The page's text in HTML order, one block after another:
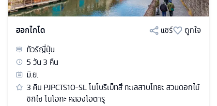
ฮอกไกโด แชร์
ถูกใจ
ทัวร์ญี่ปุ่น
5วัน3 คืน
มิ.ย.
3 คิน PJPCTS10-SL โนโบริเบ็ทสึ ทะเลสาบโทยะ สวนดอกไม้
ชิกิไซ โนโอกะ คลองโอตารุ